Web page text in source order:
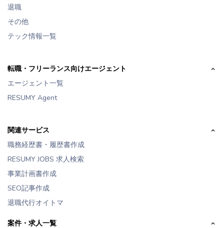
退職
その他
テック情報一覧
転職・フリーランス向けエージェント
エージェント一覧
RESUMY Agent
関連サービス
職務経歴書・履歴書作成
RESUMY JOBS 求人検索
事業計画書作成
SEO記事作成
退職代行オイトマ
案件・求人一覧